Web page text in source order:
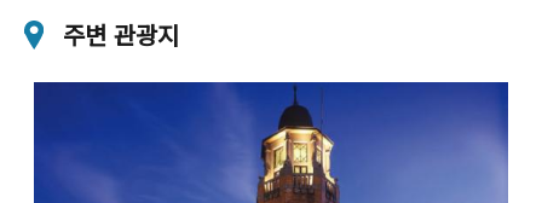
주변 관광지